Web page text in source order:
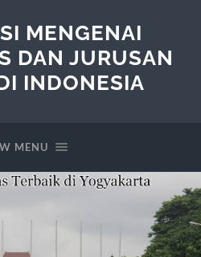
MENGENAI
DAN JURUSAN
INDONESIA
MENU